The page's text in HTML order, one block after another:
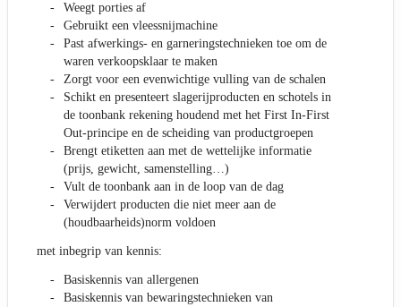
Weegt porties af
Gebruikt een vleessnijmachine
Past afwerkings- en garneringstechnieken toe om de
waren verkoopsklaar te maken
Zorgt voor een evenwichtige vulling van de schalen
Schikt en presenteert slagerijproducten en schotels in
de toonbank rekening houdend met het First In-First
Out-principe en de scheiding van productgroepen
Brengt etiketten aan met de wettelijke informatie
(prijs, gewicht, samenstelling…)
Vult de toonbank aan in de loop van de dag
Verwijdert producten die niet meer aan de
(houdbaarheids)norm voldoen
met inbegrip van kennis:
Basiskennis van allergenen
Basiskennis van bewaringstechnieken van